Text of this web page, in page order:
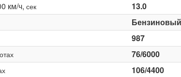
км/ч, сек
13.0
987
76/6000
106/4400